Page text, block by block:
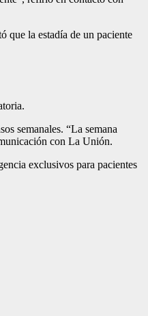
que la estadía de un paciente
semanales. “La semana
con La Unión.
exclusivos para pacientes